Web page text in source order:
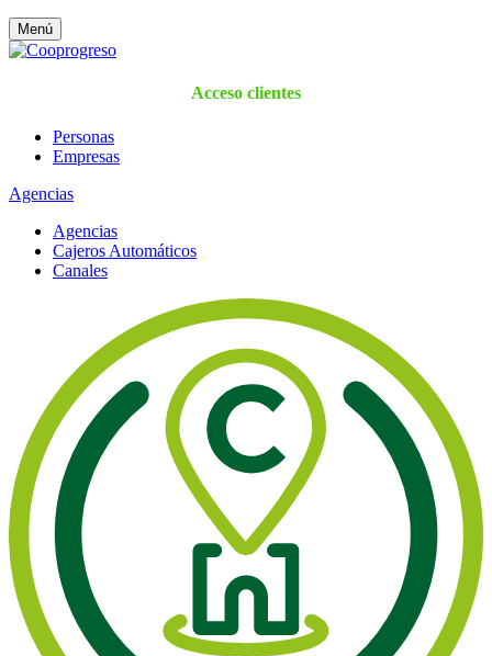
Menú
Acceso clientes
Personas
Empresas
Agencias
Agencias
Cajeros Automáticos
Canales